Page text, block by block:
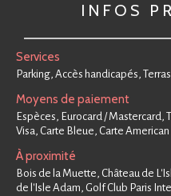
INFOS
Services
Parking, Accès handicapés,
Moyens de paiement
Espèces, Eurocard / Mastercard,
Visa, Carte Bleue, Carte
À proximité
Bois de la Muette, Château de
de l'Isle Adam, Golf Club Paris